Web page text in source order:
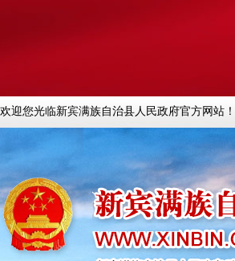
欢迎您光临新宾满族自治县人民政府官方网站